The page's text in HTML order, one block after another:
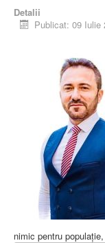
Detalii
Publicat: 09 Iulie
nimic pentru